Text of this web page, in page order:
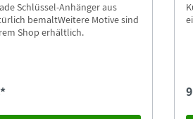
Schlüssel-Anhänger aus
bemaltWeitere Motive sind
Shop erhältlich.